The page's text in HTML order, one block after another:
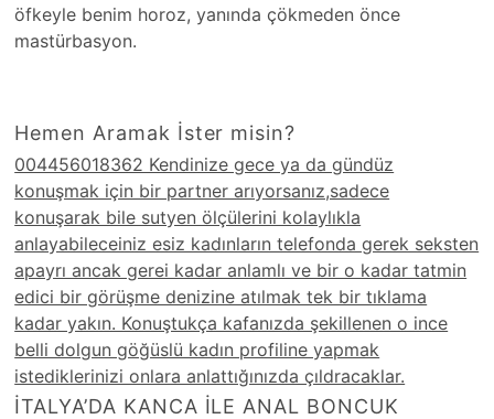
öfkeyle benim horoz, yanında çökmeden önce
mastürbasyon.
Hemen Aramak İster misin?
004456018362 Kendinize gece ya da gündüz
konuşmak için bir partner arıyorsanız,sadece
konuşarak bile sutyen ölçülerini kolaylıkla
anlayabileceiniz esiz kadınların telefonda gerek seksten
apayrı ancak gerei kadar anlamlı ve bir o kadar tatmin
edici bir görüşme denizine atılmak tek bir tıklama
kadar yakın. Konuştukça kafanızda şekillenen o ince
belli dolgun göğüslü kadın profiline yapmak
istediklerinizi onlara anlattığınızda çıldracaklar.
İTALYA’DA KANCA İLE ANAL BONCUK